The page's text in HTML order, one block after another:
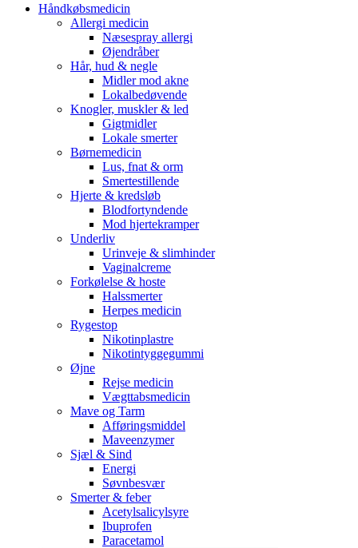
Håndkøbsmedicin
Allergi medicin
Næsespray allergi
Øjendråber
Hår, hud & negle
Midler mod akne
Lokalbedøvende
Knogler, muskler & led
Gigtmidler
Lokale smerter
Børnemedicin
Lus, fnat & orm
Smertestillende
Hjerte & kredsløb
Blodfortyndende
Mod hjertekramper
Underliv
Urinveje & slimhinder
Vaginalcreme
Forkølelse & hoste
Halssmerter
Herpes medicin
Rygestop
Nikotinplastre
Nikotintyggegummi
Øjne
Rejse medicin
Vægttabsmedicin
Mave og Tarm
Afføringsmiddel
Maveenzymer
Sjæl & Sind
Energi
Søvnbesvær
Smerter & feber
Acetylsalicylsyre
Ibuprofen
Paracetamol